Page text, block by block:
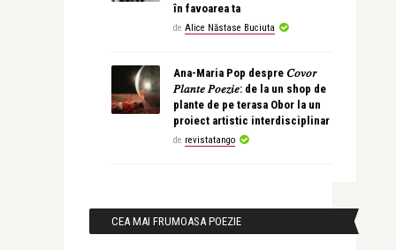
în favoarea ta
de Alice Năstase Buciuta
Ana-Maria Pop despre 𝐶𝑜𝑣𝑜𝑟
𝑃𝑙𝑎𝑛𝑡𝑒 𝑃𝑜𝑒𝑧𝑖𝑒: de la un shop de
plante de pe terasa Obor la un
proiect artistic interdisciplinar
de revistatango
CEA MAI FRUMOASA POEZIE